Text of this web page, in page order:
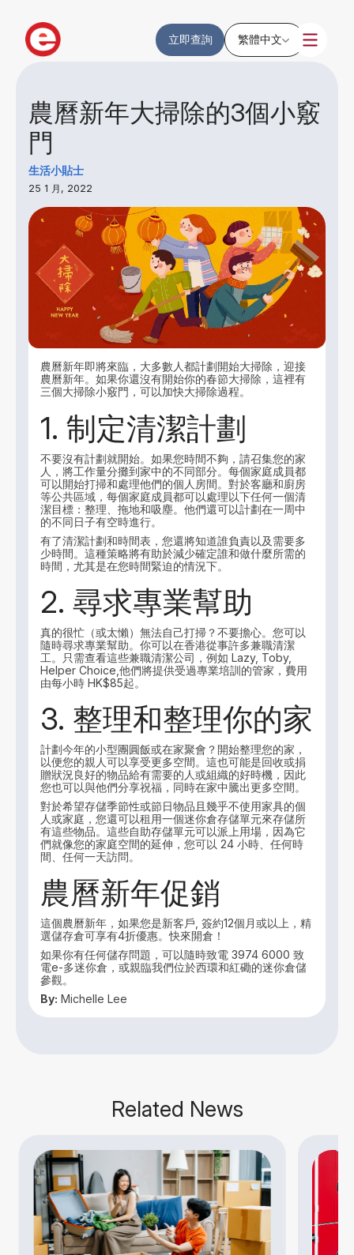
立即查詢 繁體中文
農曆新年大掃除的3個小竅
門
生活小貼士
25 1 月, 2022
農曆新年即將來臨，大多數人都計劃開始大掃除，迎接
農曆新年。如果你還沒有開始你的春節大掃除，這裡有
三個大掃除小竅門，可以加快大掃除過程。
1. 制定清潔計劃
不要沒有計劃就開始。如果您時間不夠，請召集您的家
人，將工作量分攤到家中的不同部分。每個家庭成員都
可以開始打掃和處理他們的個人房間。對於客廳和廚房
等公共區域，每個家庭成員都可以處理以下任何一個清
潔目標：整理、拖地和吸塵。他們還可以計劃在一周中
的不同日子有空時進行。
有了清潔計劃和時間表，您還將知道誰負責以及需要多
少時間。這種策略將有助於減少確定誰和做什麼所需的
時間，尤其是在您時間緊迫的情況下。
2. 尋求專業幫助
真的很忙（或太懶）無法自己打掃？不要擔心。您可以
隨時尋求專業幫助。你可以在香港從事許多兼職清潔
工。只需查看這些兼職清潔公司，例如 Lazy, Toby,
Helper Choice,他們將提供受過專業培訓的管家，費用
由每小時 HK$85起。
3. 整理和整理你的家
計劃今年的小型團圓飯或在家聚會？開始整理您的家，
以便您的親人可以享受更多空間。這也可能是回收或捐
贈狀況良好的物品給有需要的人或組織的好時機，因此
您也可以與他們分享祝福，同時在家中騰出更多空間。
對於希望存儲季節性或節日物品且幾乎不使用家具的個
人或家庭，您還可以租用一個迷你倉存儲單元來存儲所
有這些物品。這些自助存儲單元可以派上用場，因為它
們就像您的家庭空間的延伸，您可以 24 小時、任何時
間、任何一天訪問。
農曆新年促銷
這個農曆新年，如果您是新客戶, 簽約12個月或以上，精
選儲存倉可享有4折優惠。快來開倉！
如果你有任何儲存問題，可以隨時致電 3974 6000 致
電e-多迷你倉，或親臨我們位於西環和紅磡的迷你倉儲
參觀。
By: Michelle Lee
Related News